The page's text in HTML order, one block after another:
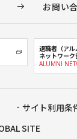
お問い
退職者（アル
ネットワーク
ALUMNI
サイト利用条
SITE